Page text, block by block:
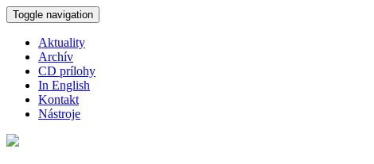
Skočiť na hlavný obsah
Toggle navigation
Aktuality
Archív
CD prílohy
In English
Kontakt
Nástroje